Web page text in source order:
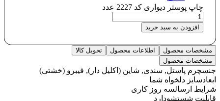
چاپ پوستر دیواری کد 2227 عدد
افزودن به سبد خرید
مشخصات محصول اطلاعات محصول
تحویل کالا
مشخصات محصول
جنسچرم پاستل, سندی, شاین (اکلیل دار), فیبرو (خشتی)
ابعادسایز دلخواه شما
شرایط ارسالسه روز کاری
قابلیت شستشودارد